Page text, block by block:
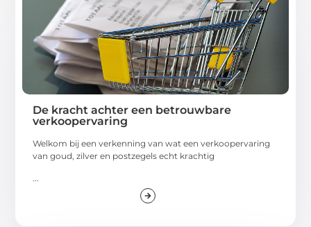
De kracht achter een betrouwbare
verkoopervaring
Welkom bij een verkenning van wat een verkoopervaring
van goud, zilver en postzegels echt krachtig
...